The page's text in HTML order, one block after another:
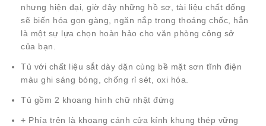
nhưng hiện đại, giờ đây những hồ sơ, tài liệu chất đống
sẽ biến hóa gọn gàng, ngăn nắp trong thoáng chốc, hẳn
là một sự lựa chọn hoàn hảo cho văn phòng công sở
của bạn.
Tủ với chất liệu sắt dày dặn cùng bề mặt sơn tĩnh điện
màu ghi sáng bóng, chống rỉ sét, oxi hóa.
Tủ gồm 2 khoang hình chữ nhật đứng
+ Phía trên là khoang cánh cửa kính khung thép vững